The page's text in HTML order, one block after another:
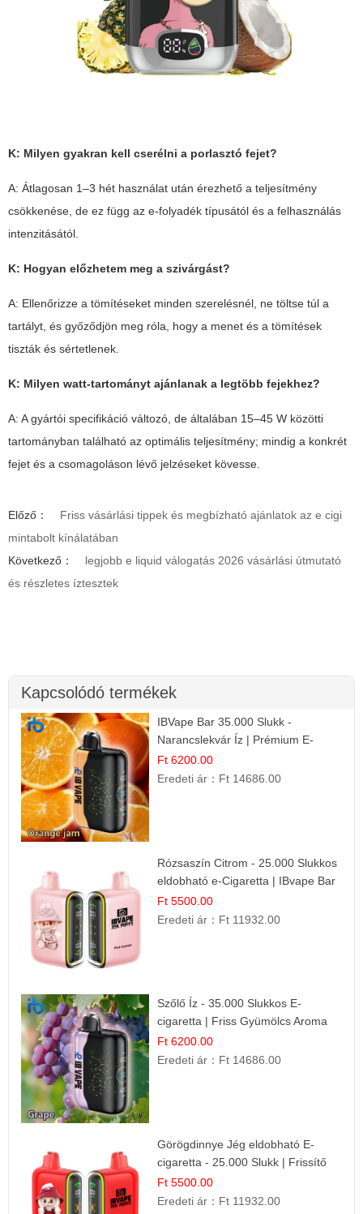
K: Milyen gyakran kell cserélni a porlasztó fejet?
A: Átlagosan 1–3 hét használat után érezhető a teljesítmény
csökkenése, de ez függ az e-folyadék típusától és a felhasználás
intenzitásától.
K: Hogyan előzhetem meg a szivárgást?
A: Ellenőrizze a tömítéseket minden szerelésnél, ne töltse túl a
tartályt, és győződjön meg róla, hogy a menet és a tömítések
tiszták és sértetlenek.
K: Milyen watt-tartományt ajánlanak a legtöbb fejekhez?
A: A gyártói specifikáció változó, de általában 15–45 W közötti
tartományban található az optimális teljesítmény; mindig a konkrét
fejet és a csomagoláson lévő jelzéseket kövesse.
Előző：
Friss vásárlási tippek és megbízható ajánlatok az e cigi
mintabolt kínálatában
Következő：
legjobb e liquid válogatás 2026 vásárlási útmutató
és részletes íztesztek
Kapcsolódó termékek
IBVape Bar 35.000 Slukk -
Narancslekvár Íz | Prémium E-
cigaretta
Ft 6200.00
Eredeti ár： Ft 14686.00
Rózsaszín Citrom - 25.000 Slukkos
eldobható e-Cigaretta | IBvape Bar
Ft 5500.00
Eredeti ár： Ft 11932.00
Szőlő Íz - 35.000 Slukkos E-
cigaretta | Friss Gyümölcs Aroma
Ft 6200.00
Eredeti ár： Ft 14686.00
Görögdinnye Jég eldobható E-
cigaretta - 25.000 Slukk | Frissítő
Nyári Íz
Ft 5500.00
Eredeti ár： Ft 11932.00